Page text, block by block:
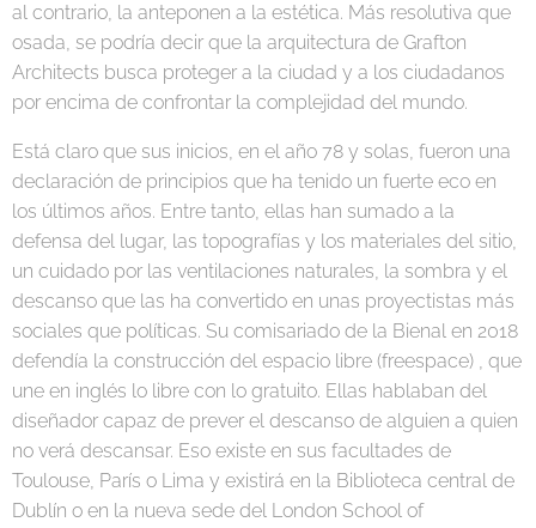
al contrario, la anteponen a la estética. Más resolutiva que
osada, se podría decir que la arquitectura de Grafton
Architects busca proteger a la ciudad y a los ciudadanos
por encima de confrontar la complejidad del mundo.
Está claro que sus inicios, en el año 78 y solas, fueron una
declaración de principios que ha tenido un fuerte eco en
los últimos años. Entre tanto, ellas han sumado a la
defensa del lugar, las topografías y los materiales del sitio,
un cuidado por las ventilaciones naturales, la sombra y el
descanso que las ha convertido en unas proyectistas más
sociales que políticas. Su comisariado de la Bienal en 2018
defendía la construcción del espacio libre (freespace) , que
une en inglés lo libre con lo gratuito. Ellas hablaban del
diseñador capaz de prever el descanso de alguien a quien
no verá descansar. Eso existe en sus facultades de
Toulouse, París o Lima y existirá en la Biblioteca central de
Dublín o en la nueva sede del London School of